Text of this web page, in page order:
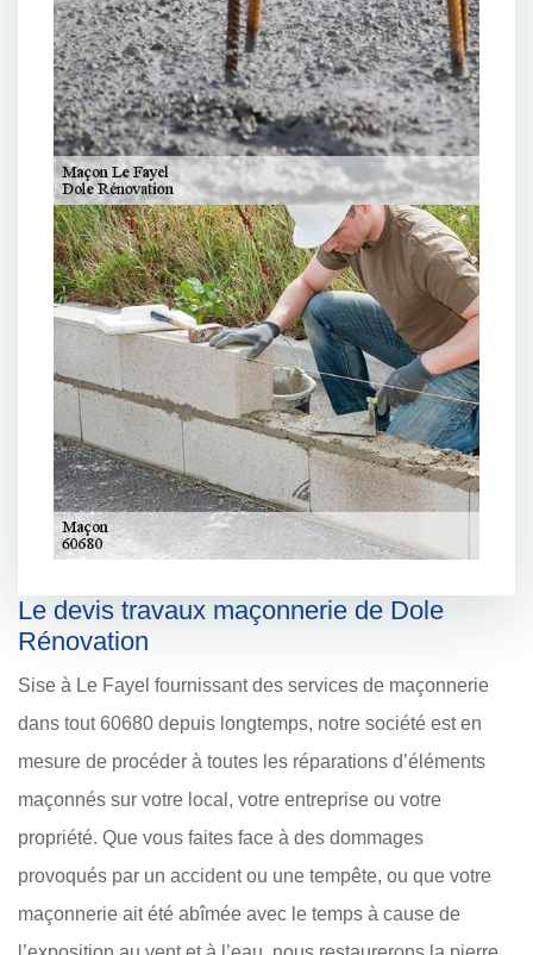
Le devis travaux maçonnerie de Dole
Rénovation
Sise à Le Fayel fournissant des services de maçonnerie
dans tout 60680 depuis longtemps, notre société est en
mesure de procéder à toutes les réparations d’éléments
maçonnés sur votre local, votre entreprise ou votre
propriété. Que vous faites face à des dommages
provoqués par un accident ou une tempête, ou que votre
maçonnerie ait été abîmée avec le temps à cause de